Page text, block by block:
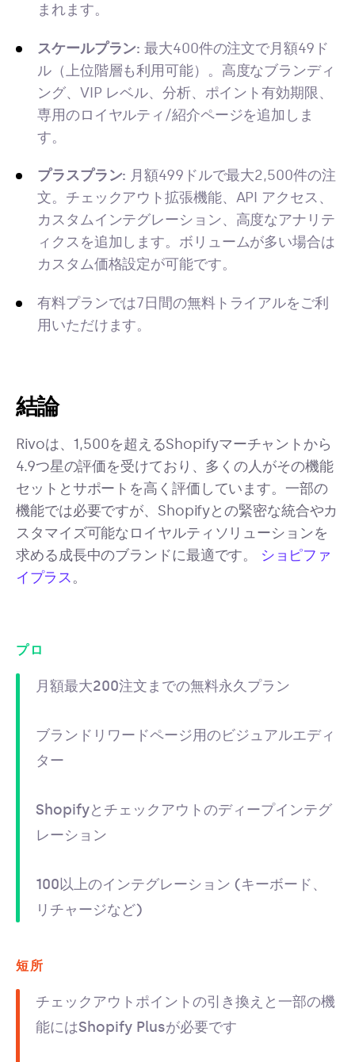
まれます。
スケールプラン: 最大400件の注文で月額49ド
ル（上位階層も利用可能）。高度なブランディ
ング、VIP レベル、分析、ポイント有効期限、
専用のロイヤルティ/紹介ページを追加しま
す。
プラスプラン: 月額499ドルで最大2,500件の注
文。チェックアウト拡張機能、API アクセス、
カスタムインテグレーション、高度なアナリテ
ィクスを追加します。ボリュームが多い場合は
カスタム価格設定が可能です。
有料プランでは7日間の無料トライアルをご利
用いただけます。
結論
Rivoは、1,500を超えるShopifyマーチャントから
4.9つ星の評価を受けており、多くの人がその機能
セットとサポートを高く評価しています。一部の
機能では必要ですが、Shopifyとの緊密な統合やカ
スタマイズ可能なロイヤルティソリューションを
求める成長中のブランドに最適です。 ショピファ
イプラス。
プロ
月額最大200注文までの無料永久プラン
ブランドリワードページ用のビジュアルエディ
ター
Shopifyとチェックアウトのディープインテグ
レーション
100以上のインテグレーション (キーボード、
リチャージなど)
短所
チェックアウトポイントの引き換えと一部の機
能にはShopify Plusが必要です